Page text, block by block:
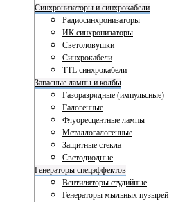
Синхронизаторы и синхрокабели
Радиосинхронизаторы
ИК синхронизаторы
Светоловушки
Синхрокабели
TTL синхрокабели
Запасные лампы и колбы
Газоразрядные (импульсные)
Галогенные
Флуоресцентные лампы
Металлогалогенные
Защитные стекла
Светодиодные
Генераторы спецэффектов
Вентиляторы студийные
Генераторы мыльных пузырей